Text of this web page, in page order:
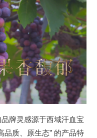
牌灵感源于西域汗血宝
品质、原生态” 的产品特